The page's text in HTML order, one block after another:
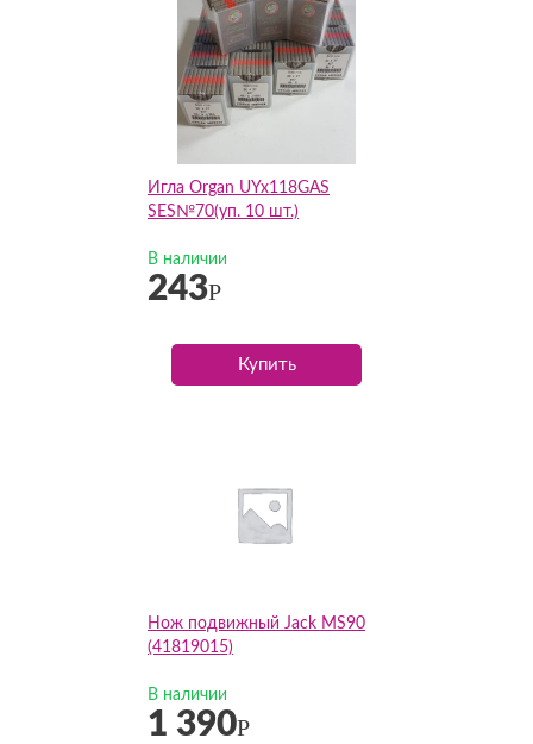
Игла Organ UYx118GAS
SES№70(уп. 10 шт.)
В наличии
243Р
Купить
Нож подвижный Jack MS90
(41819015)
В наличии
1 390Р